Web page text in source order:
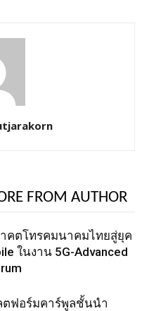
FROM AUTHOR
คตโทรคมนาคมไทยสู่ยุค
ในงาน 5G-Advanced
ตฟอร์มคาร์พูลชั้นนำ